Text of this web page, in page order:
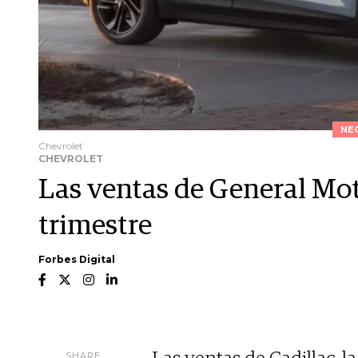
Chevrolet
CHEVROLET
Las ventas de General
trimestre
Forbes Digital